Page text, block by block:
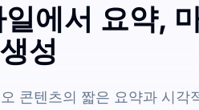
에서 요약,
성
콘텐츠의 짧은 요약과 시각